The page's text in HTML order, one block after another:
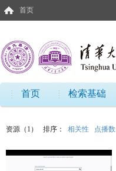
首页
首页 检索基础
资源（1） 排序： 相关性 点播数